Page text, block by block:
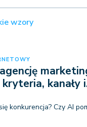
wzory
kanały
konkurencja? Czy AI